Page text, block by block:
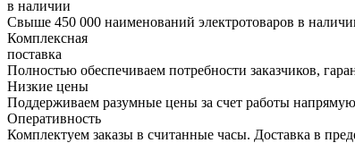
в наличии
Свыше 450 000 наименований электротоваров в
Комплексная
поставка
Полностью обеспечиваем потребности заказчиков,
Низкие цены
Поддерживаем разумные цены за счет работы
Оперативность
Комплектуем заказы в считанные часы. Доставка в